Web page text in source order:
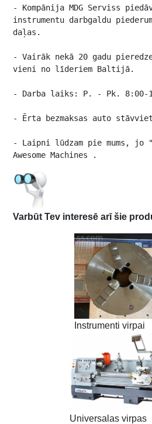
- Kompānija MDG Serviss
instrumentu darbgaldu
daļas.
- Vairāk nekā 20 gadu
vieni no līderiem Baltijā.
- Darba laiks: P. - Pk. 8:00-
- Ērta bezmaksas auto
- Laipni lūdzam pie mums, jo
Awesome Machines .
Varbūt Tev interesē arī šie
Instrumenti virpai
Universalas virpas